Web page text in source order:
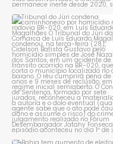
Tribunal do Júri
caminhoneiro por...
1 0